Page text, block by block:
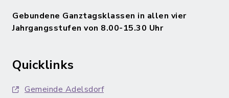
Gebundene Ganztagsklassen in allen vier
Jahrgangsstufen von 8.00-15.30 Uhr
Quicklinks
Gemeinde Adelsdorf